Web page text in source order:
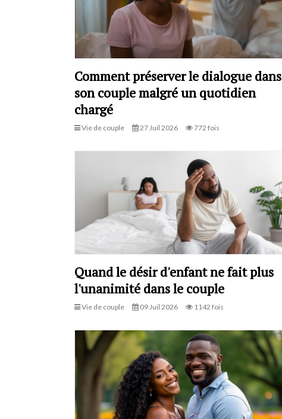
Comment préserver le dialogue dans
son couple malgré un quotidien
chargé
Vie de couple 27 Juil 2026 772 fois
Quand le désir d'enfant ne fait plus
l'unanimité dans le couple
Vie de couple 09 Juil 2026 1142 fois